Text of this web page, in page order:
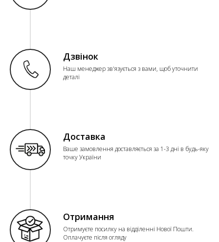
Дзвінок
Наш менеджер зв'язується з вами, щоб уточнити
деталі
Доставка
Ваше замовлення доставляється за 1-3 дні в будь-яку
точку України
Отримання
Отримуєте посилку на відділенні Нової Пошти.
Оплачуєте після огляду